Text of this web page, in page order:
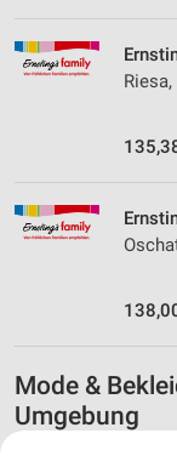
Mode &
Umgebung